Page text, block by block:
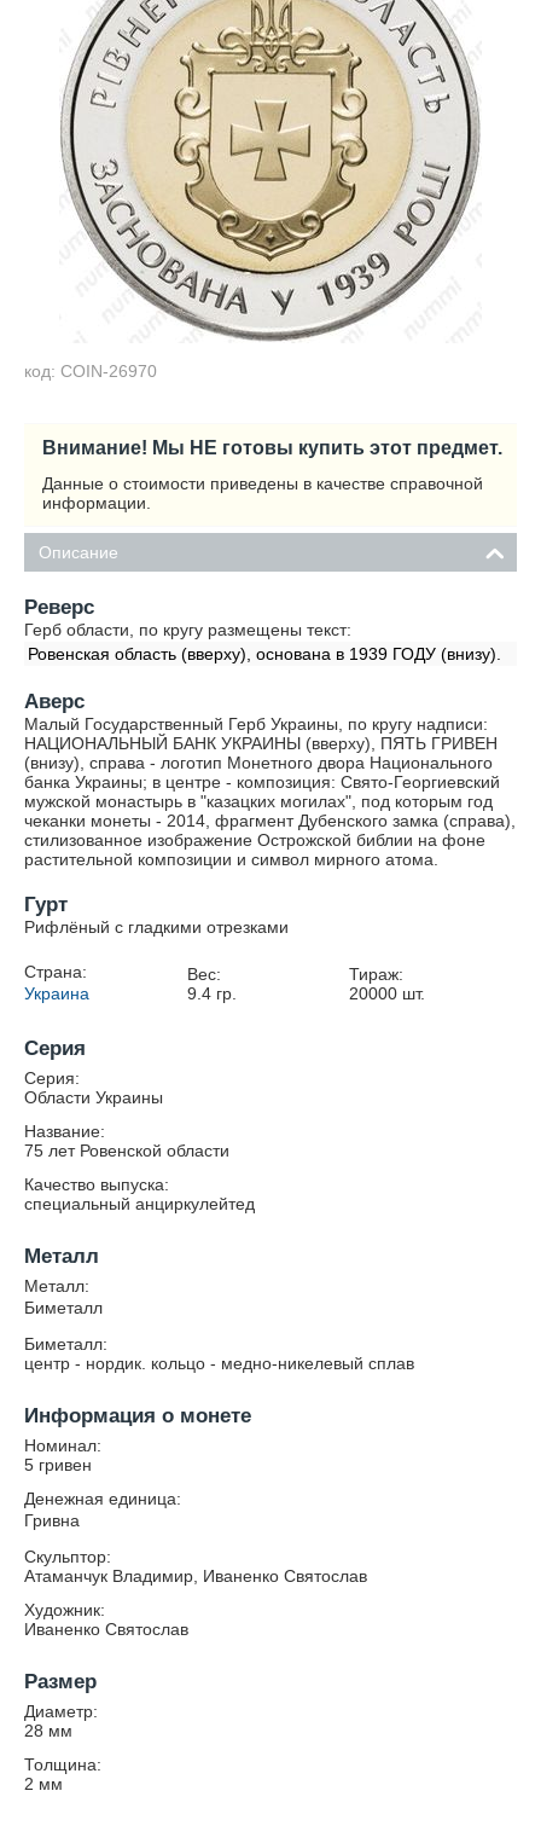
код: COIN-26970
Внимание! Мы НЕ готовы купить этот предмет.
Данные о стоимости приведены в качестве справочной
информации.
Описание
Реверс
Герб области, по кругу размещены текст:
Ровенская область (вверху), основана в 1939 ГОДУ (внизу).
Аверс
Малый Государственный Герб Украины, по кругу надписи:
НАЦИОНАЛЬНЫЙ БАНК УКРАИНЫ (вверху), ПЯТЬ ГРИВЕН
(внизу), справа - логотип Монетного двора Национального
банка Украины; в центре - композиция: Свято-Георгиевский
мужской монастырь в "казацких могилах", под которым год
чеканки монеты - 2014, фрагмент Дубенского замка (справа),
стилизованное изображение Острожской библии на фоне
растительной композиции и символ мирного атома.
Гурт
Рифлёный с гладкими отрезками
Страна:
Украина
Вес:
9.4гр.
Тираж:
20000 шт.
Серия
Серия:
Области Украины
Название:
75 лет Ровенской области
Качество выпуска:
специальный анциркулейтед
Металл
Металл:
Биметалл
Биметалл:
центр - нордик. кольцо - медно-никелевый сплав
Информация о монете
Номинал:
5 гривен
Денежная единица:
Гривна
Скульптор:
Атаманчук Владимир, Иваненко Святослав
Художник:
Иваненко Святослав
Размер
Диаметр:
28 мм
Толщина:
2 мм